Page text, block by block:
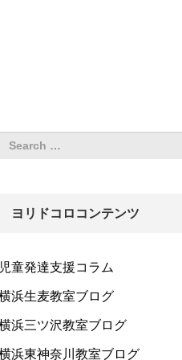
ヨリドコロコンテンツ
童発達支援コラム
浜生麦教室ブログ
浜三ツ沢教室ブログ
浜東神奈川教室ブログ